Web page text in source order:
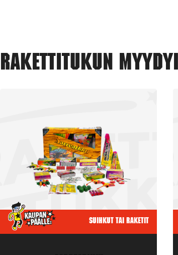
Rakettitukun
Suihkut tai raketit